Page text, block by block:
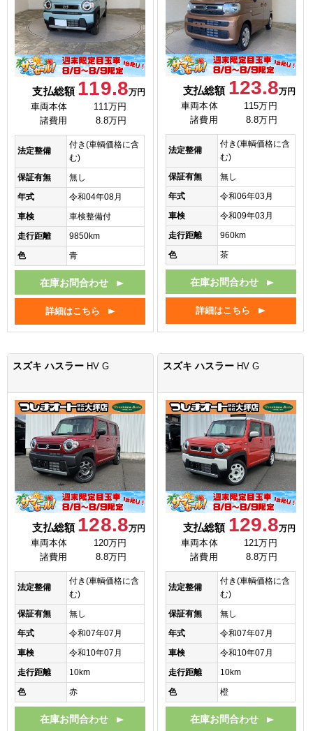
支払総額 119.8万円
車両本体
111万円
諸費用
8.8万円
法定整備
付き(車輌価格に含
む)
保証有無
無し
年式
令和04年08月
車検
車検整備付
走行距離
9850km
色
青
在庫お問合わせ
詳細はこちら
支払総額 123.8万円
車両本体
115万円
諸費用
8.8万円
法定整備
付き(車輌価格に含
む)
保証有無
無し
年式
令和06年03月
車検
令和09年03月
走行距離
960km
色
茶
在庫お問合わせ
詳細はこちら
スズキ ハスラー HV G
支払総額 128.8万円
車両本体
120万円
諸費用
8.8万円
法定整備
付き(車輌価格に含
む)
保証有無
無し
年式
令和07年07月
車検
令和10年07月
走行距離
10km
色
赤
在庫お問合わせ
スズキ ハスラー HV G
支払総額 129.8万円
車両本体
121万円
諸費用
8.8万円
法定整備
付き(車輌価格に含
む)
保証有無
無し
年式
令和07年07月
車検
令和10年07月
走行距離
10km
色
橙
在庫お問合わせ